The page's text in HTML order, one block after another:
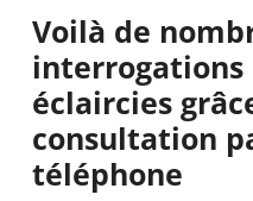
Voilà de
éclaircies
consultation
téléphone